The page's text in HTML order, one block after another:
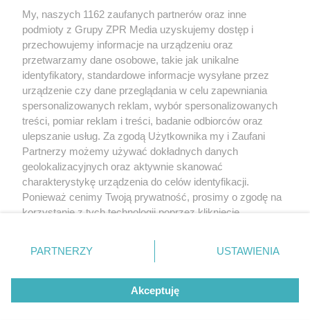
Biochemical and nutritional properties of baobab
pulp from endemic species of Madagascar and
African mainland, African Journal of Agricultural
Research, 2013, 8(47), 6046-6054 4. Rahul J. i in.,
Adansonia digitala L. (baobab): a review of traditional
information and taxonomic description, Asian
Pacific Journal of Tropical Biomedicine, 2015, 5(1), 79-
84
superfood baobab właściwości
baobab wartości odżywcze
baobab
NASI PARTNERZY POLECAJĄ
My, naszych 1162 zaufanych partnerów oraz inne
podmioty z Grupy ZPR Media uzyskujemy dostęp i
przechowujemy informacje na urządzeniu oraz
przetwarzamy dane osobowe, takie jak unikalne
identyfikatory, standardowe informacje wysyłane przez
urządzenie czy dane przeglądania w celu zapewniania
spersonalizowanych reklam, wybór spersonalizowanych
treści, pomiar reklam i treści, badanie odbiorców oraz
ulepszanie usług. Za zgodą Użytkownika my i Zaufani
Partnerzy możemy używać dokładnych danych
geolokalizacyjnych oraz aktywnie skanować
charakterystykę urządzenia do celów identyfikacji.
Ponieważ cenimy Twoją prywatność, prosimy o zgodę na
korzystanie z tych technologii poprzez kliknięcie
zmienić/wycofać klikając przycisk ustawień prywatności
znajdujący się w lewym dolnym rogu strony
rodzaje przetwarzania danych nie wymagają zgody
użytkownika, ale masz prawo sprzeciwić się takiemu
przetwarzaniu. Preferencje będą miały zastosowanie tylko
PARTNERZY USTAWIENIA
Akceptuję